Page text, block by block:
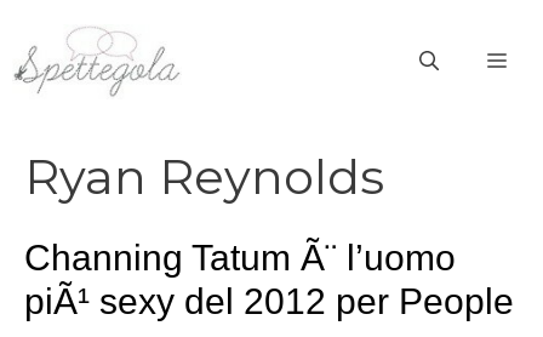
contenuto
Ryan Reynolds
Channing Tatum Ã¨ l’uomo
piÃ¹ sexy del 2012 per People